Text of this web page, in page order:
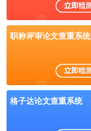
职称评审论文查重系统
格子达论文查重系统